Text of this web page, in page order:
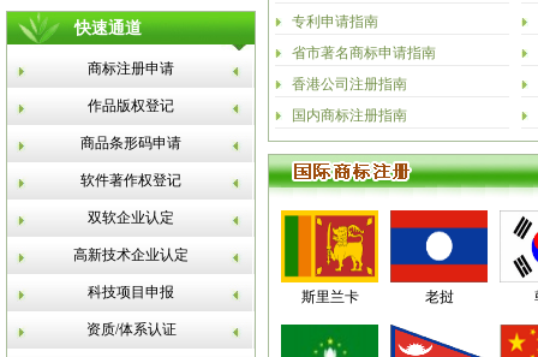
快速通道
商标注册申请
作品版权登记
商品条形码申请
软件著作权登记
双软企业认定
高新技术企业认定
科技项目申报
资质/体系认证
专利申请指南
省市著名商标申请指南
香港公司注册指南
国内商标注册指南
斯里兰卡 老挝